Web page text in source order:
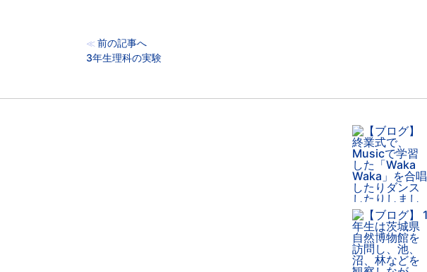
≪ 前の記事へ
3年生理科の実験